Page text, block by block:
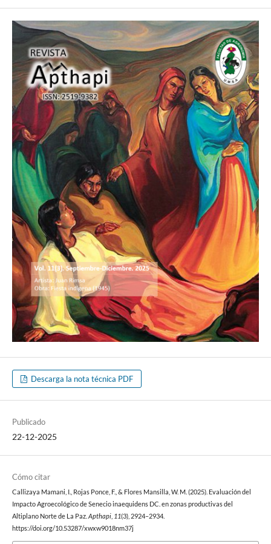
Descarga la nota técnica PDF
Publicado
22-12-2025
Cómo citar
Callizaya Mamani, I., Rojas Ponce, F., & Flores Mansilla, W. M. (2025). Evaluación del
Impacto Agroecológico de Senecio inaequidens DC. en zonas productivas del
Altiplano Norte de La Paz. Apthapi, 11(3), 2924–2934.
https://doi.org/10.53287/xwxw9018nm37j